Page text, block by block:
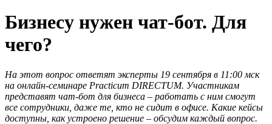
Бизнесу нужен чат-бот. Для
чего?
На этот вопрос ответят эксперты 19 сентября в 11:00 мск
на онлайн-семинаре Practicum DIRECTUM. Участникам
представят чат-бот для бизнеса – работать с ним смогут
все сотрудники, даже те, кто не сидит в офисе. Какие кейсы
доступны, как устроено решение – обсудим каждый вопрос.